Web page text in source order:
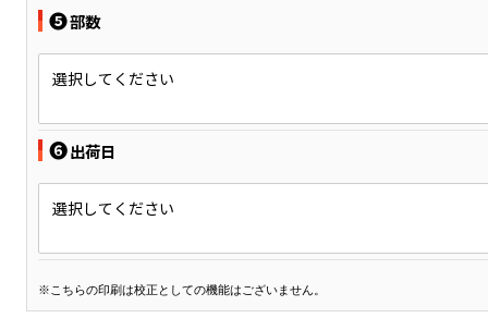
❺部数
選択してください
❻出荷日
選択してください
※こちらの印刷は校正としての機能はございません。